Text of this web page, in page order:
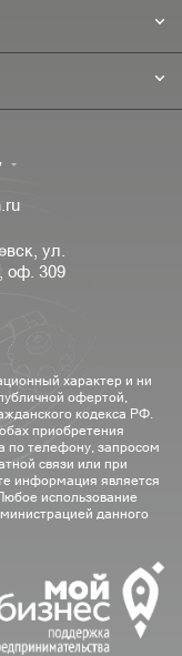
ул.
оф. 309
характер и ни
офертой,
кодекса РФ.
приобретения
по телефону, запросом
связи или при
информация является
использование
данного